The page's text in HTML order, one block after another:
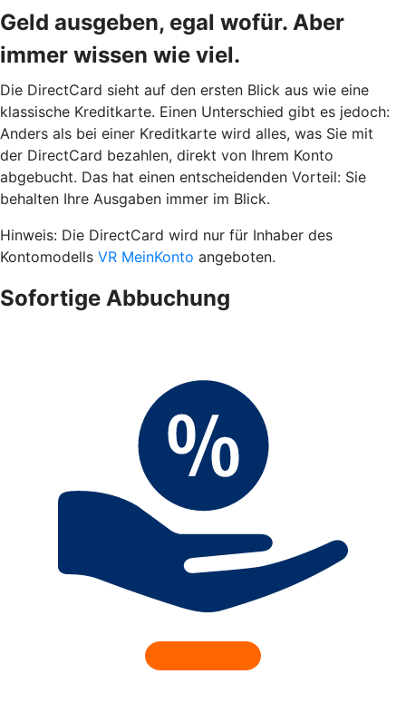
Geld ausgeben, egal wofür. Aber
immer wissen wie viel.
Die DirectCard sieht auf den ersten Blick aus wie eine
klassische Kreditkarte. Einen Unterschied gibt es jedoch:
Anders als bei einer Kreditkarte wird alles, was Sie mit
der DirectCard bezahlen, direkt von Ihrem Konto
abgebucht. Das hat einen entscheidenden Vorteil: Sie
behalten Ihre Ausgaben immer im Blick.
Hinweis: Die DirectCard wird nur für Inhaber des
Kontomodells VR MeinKonto angeboten.
Sofortige Abbuchung